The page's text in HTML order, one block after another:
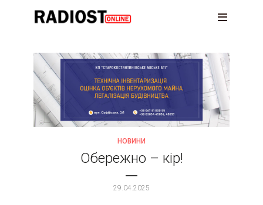
НОВИНИ
Обережно – кір!
29.04.2025